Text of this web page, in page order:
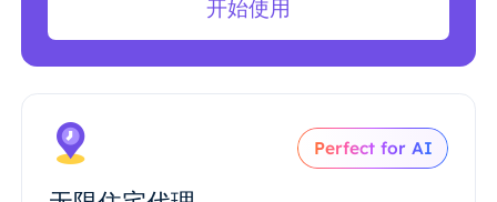
开始使用
Perfect for AI